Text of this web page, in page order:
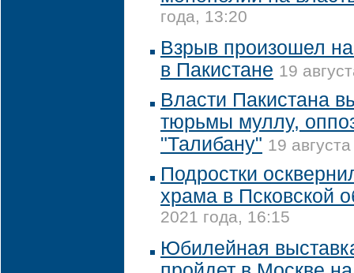
года, 13:20
Взрыв произошел
в Пакистане 19
Власти Пакистана
тюрьмы муллу,
"Талибану" 19
Подростки
храма в Псковской
2021 года, 16:15
Юбилейная